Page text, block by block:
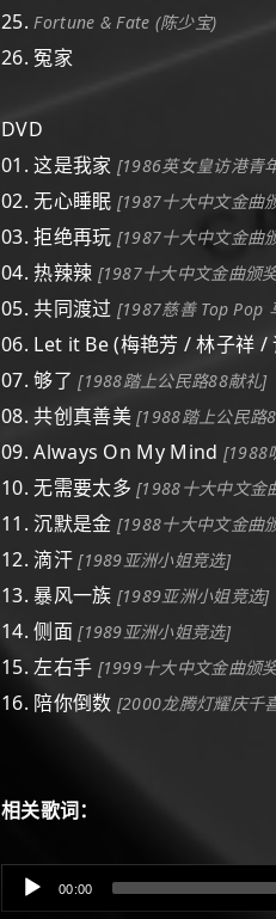
25.Fortune & Fate (陈少宝)
26. 冤家
DVD
01. 这是我家 [1986英女皇访港青
02. 无心睡眠 [1987十大中文金曲
03. 拒绝再玩 [1987十大中文金曲
04. 热辣辣 [1987十大中文金曲颁
05. 共同渡过 [1987慈善 Top Pop
06. Let it Be (梅艳芳 / 林子祥 /
07. 够了[1988踏上公民路88献礼]
08. 共创真善美[1988踏上公民路
09. Always On My Mind [1988
10. 无需要太多[1988十大中文金
11. 沉默是金 [1988十大中文金曲
12. 滴汗[1989亚洲小姐竞选]
13. 暴风一族 [1989亚洲小姐竞选]
14. 侧面[1989亚洲小姐竞选]
15. 左右手 [1999十大中文金曲颁
16. 陪你倒数 [2000龙腾灯耀庆千
相关歌词：
Audio
00:00